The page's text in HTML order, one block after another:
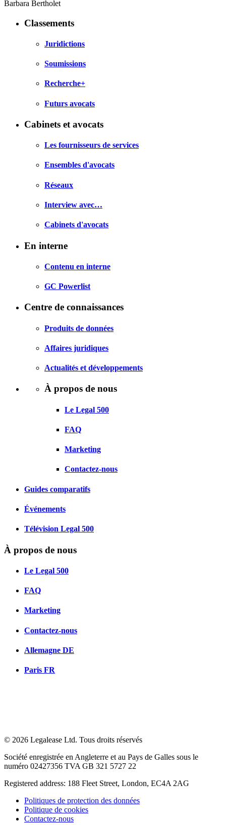
Barbara Bertholet
Classements
Juridictions
Soumissions
Recherche+
Futurs avocats
Cabinets et avocats
Les fournisseurs de services
Ensembles d'avocats
Réseaux
Interview avec…
Cabinets d'avocats
En interne
Contenu en interne
GC Powerlist
Centre de connaissances
Produits de données
Affaires juridiques
Actualités et développements
À propos de nous
Le Legal 500
FAQ
Marketing
Contactez-nous
Guides comparatifs
Événements
Télévision Legal 500
À propos de nous
Le Legal 500
FAQ
Marketing
Contactez-nous
Allemagne DE
Paris FR
© 2026 Legalease Ltd. Tous droits réservés
Société enregistrée en Angleterre et au Pays de Galles sous le
numéro 02427356 TVA GB 321 5727 22
Registered address: 188 Fleet Street, London, EC4A 2AG
Politiques de protection des données
Politique de cookies
Contactez-nous